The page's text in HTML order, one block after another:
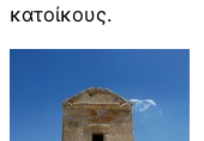
κατοίκους.